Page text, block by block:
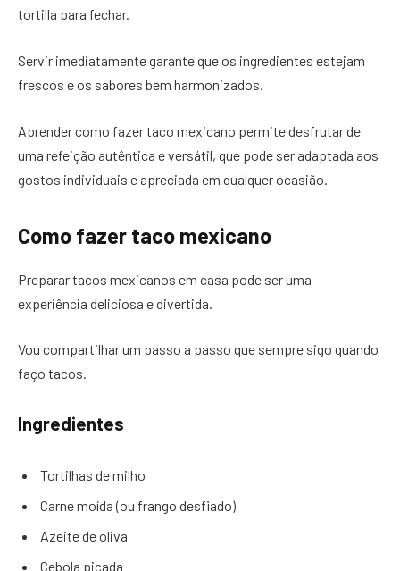
tortilla para fechar.
Servir imediatamente garante que os ingredientes estejam
frescos e os sabores bem harmonizados.
Aprender como fazer taco mexicano permite desfrutar de
uma refeição autêntica e versátil, que pode ser adaptada aos
gostos individuais e apreciada em qualquer ocasião.
Como fazer taco mexicano
Preparar tacos mexicanos em casa pode ser uma
experiência deliciosa e divertida.
Vou compartilhar um passo a passo que sempre sigo quando
faço tacos.
Ingredientes
Tortilhas de milho
Carne moída (ou frango desfiado)
Azeite de oliva
Cebola picada